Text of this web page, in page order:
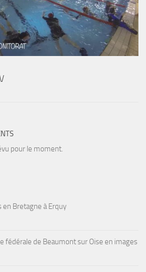
pour le moment.
Bretagne à Erquy
fédérale de Beaumont sur Oise en images